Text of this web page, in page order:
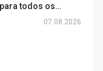
todos os
07.08.2026